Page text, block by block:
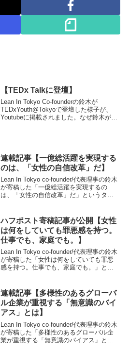
【TEDx Talkに登壇】
Lean In Tokyo Co-founderの鈴木が
TEDxYouth@Tokyoで登壇した様子が、
Youtubeに掲載されました。なぜ鈴木が
連載記事【一億総活躍を実現する
のは、「女性の自信改革」だ】
Lean In Tokyo co-founder/代表理事の鈴木
が寄稿した「一億総活躍を実現するの
は、「女性の自信改革」だ」というタイ
ハフポスト寄稿記事が公開【女性
は何をしていても罪悪感を持つ。
仕事でも、家庭でも。】
Lean In Tokyo co-founder/代表理事の鈴木
が寄稿した「女性は何をしていても罪悪
感を持つ。仕事でも、家庭でも。」とい
連載記事【多様性のあるグローバ
ル企業が重視する「無意識のバイ
アス」とは】
Lean In Tokyo co-founder/代表理事の鈴木
が寄稿した「多様性のあるグローバル企
業が重視する「無意識のバイアス」と